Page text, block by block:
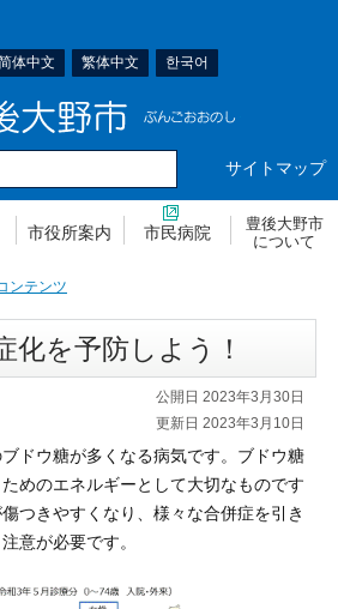
体中文 繁体中文 한국어
サイトマップ
市役所案内 市民病院
豊後大野市
について
ンテンツ
化を予防しよう！
公開日 2023年3月30日
更新日 2023年3月10日
ドウ糖が多くなる病気です。ブドウ糖
めのエネルギーとして大切なものです
つきやすくなり、様々な合併症を引き
意が必要です。